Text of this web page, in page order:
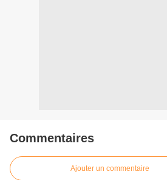
Commentaires
Ajouter un commentaire